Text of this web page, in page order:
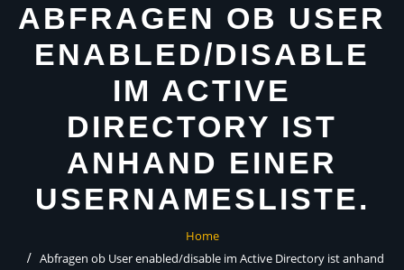
ABFRAGEN OB USER
ENABLED/DISABLE
IM ACTIVE
DIRECTORY IST
ANHAND EINER
USERNAMESLISTE.
Home
Abfragen ob User enabled/disable im Active Directory ist anhand